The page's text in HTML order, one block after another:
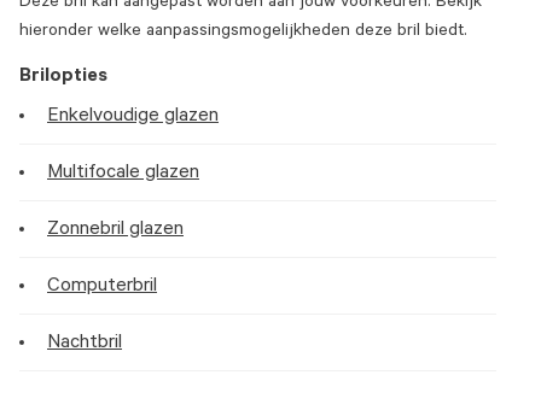
hieronder welke aanpassingsmogelijkheden deze bril biedt.
Brilopties
Enkelvoudige glazen
Multifocale glazen
Zonnebril glazen
Computerbril
Nachtbril